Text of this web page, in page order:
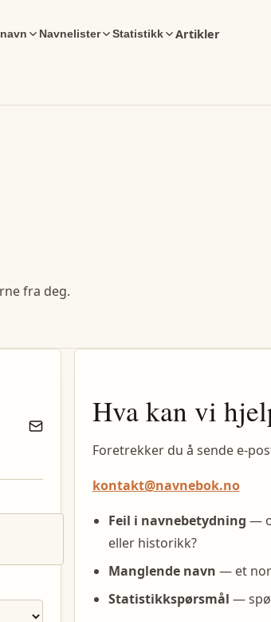
Navnelister Statistikk Artikler
fra deg.
Hva kan vi
Foretrekker du å sende e-
kontakt@navnebok.no
Feil i navnebetydning —
eller historikk?
Manglende navn — et
Statistikkspørsmål —